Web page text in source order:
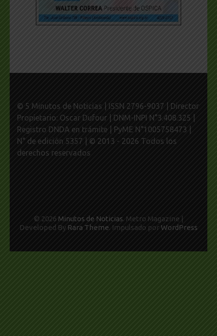
© 5 Minutos de Noticias | ISSN 2796-9037 | Director
Propietario: Oscar Dufour | DNM-INPI N°3.408.325 |
Registro DNDA en trámite | PyME N°1005758473 |
N° de edición 5357 | © 2013 - 2026 Todos los
derechos reservados
© 2026 Minutos de Noticias. Metro Magazine |
Developed By Rara Theme. Impulsado porWordPress